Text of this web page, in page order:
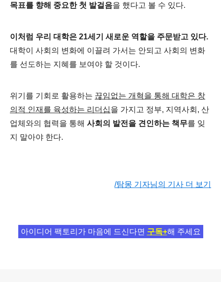
목표를 향해 중요한 첫 발걸음을 했다고 볼 수 있다.
이처럼 우리 대학은 21세기 새로운 역할을 주문받고 있다.
대학이 사회의 변화에 이끌려 가서는 안되고 사회의 변화
를 선도하는 지혜를 보여야 할 것이다.
위기를 기회로 활용하는 끊임없는 개혁을 통해 대학은 창
의적 인재를 육성하는 리더십을 가지고 정부, 지역사회, 산
업체와의 협력을 통해 사회의 발전을 견인하는 책무를 잊
지 말아야 한다.
/탐몽 기자님의 기사 더 보기
아이디어 팩토리가 마음에 드신다면 구독+해 주세요